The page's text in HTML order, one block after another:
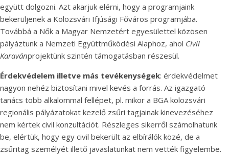
együtt dolgozni. Azt akarjuk elérni, hogy a programjaink
bekerüljenek a Kolozsvári Ifjúsági Főváros programjába.
Továbbá a Nők a Magyar Nemzetért egyesülettel közösen
pályáztunk a Nemzeti Együttműködési Alaphoz, ahol Civil
Karavánprojektünk szintén támogatásban részesül.
Érdekvédelem illetve más tevékenységek: érdekvédelmet
nagyon nehéz biztosítani mivel kevés a forrás. Az igazgató
tanács több alkalommal fellépet, pl. mikor a BGA kolozsvári
regionális pályázatokat kezelő zsűri tagjainak kinevezéséhez
nem kértek civil konzultációt. Részleges sikerről számolhatunk
be, elértük, hogy egy civil bekerült az elbírálók közé, de a
zsűritag személyét illető javaslatunkat nem vették figyelembe.